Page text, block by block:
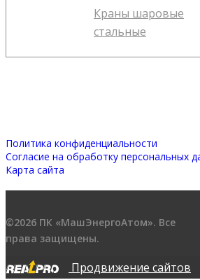
Краны шаровые
стальные
Политика конфиденциальности
Согласие на обработку персональных
Карта сайта
©2026 ПК «МашЭнергоАтом». Все
права защищены.
Продвижение сайтов